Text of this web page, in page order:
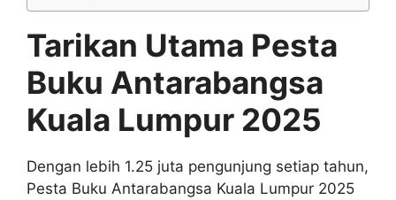
Tarikan Utama Pesta
Buku Antarabangsa
Kuala Lumpur 2025
Dengan lebih 1.25 juta pengunjung setiap tahun,
Pesta Buku Antarabangsa Kuala Lumpur 2025